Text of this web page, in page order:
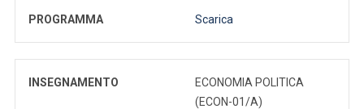
PROGRAMMA Scarica
INSEGNAMENTO
ECONOMIA POLITICA
(ECON-01/A)